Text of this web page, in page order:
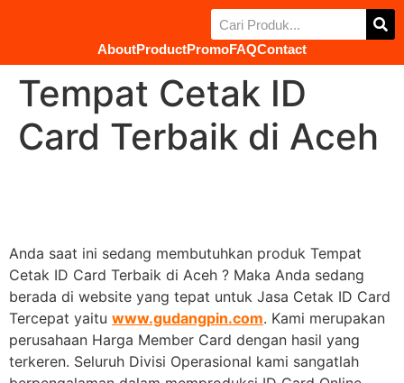
AboutProductPromoFAQContact
Tempat Cetak ID
Card Terbaik di Aceh
Anda saat ini sedang membutuhkan produk Tempat
Cetak ID Card Terbaik di Aceh ? Maka Anda sedang
berada di website yang tepat untuk Jasa Cetak ID Card
Tercepat yaitu www.gudangpin.com. Kami merupakan
perusahaan Harga Member Card dengan hasil yang
terkeren. Seluruh Divisi Operasional kami sangatlah